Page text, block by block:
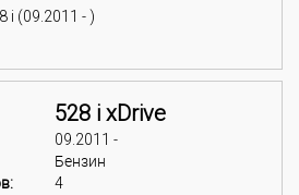
i (09.2011 - )
528 i xDrive
09.2011 -
Бензин
4